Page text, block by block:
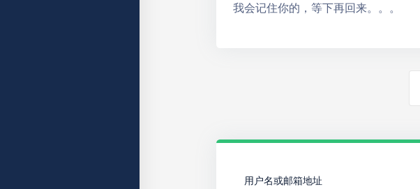
我会记住你的，等下再回来。。。
用户名或邮箱地址